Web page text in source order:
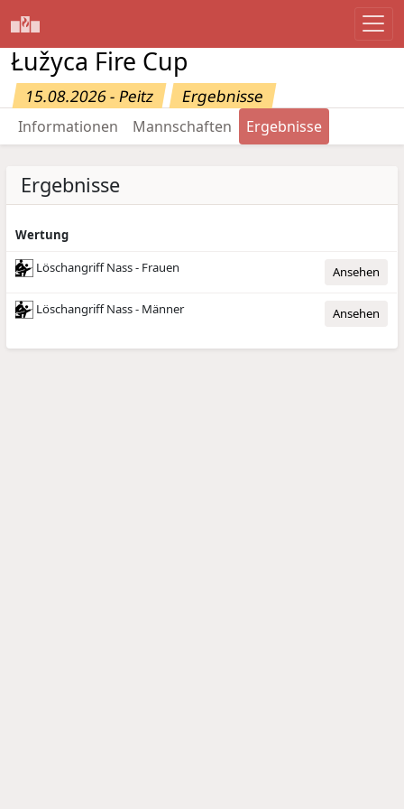
Łužyca Fire Cup
15.08.2026 - Peitz Ergebnisse
Informationen Mannschaften Ergebnisse
Ergebnisse
Wertung
Löschangriff Nass - Frauen
Ansehen
Löschangriff Nass - Männer Ansehen